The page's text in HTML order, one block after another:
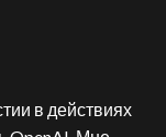
в действиях